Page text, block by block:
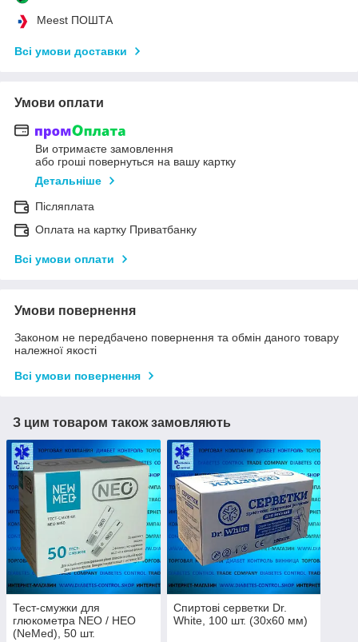
Meest ПОШТА
Всі умови доставки
Умови оплати
Ви отримаєте замовлення
або гроші повернуться на вашу картку
Детальніше
Післяплата
Оплата на картку Приватбанку
Всі умови оплати
Умови повернення
Законом не передбачено повернення та обмін даного товару
належної якості
Всі умови повернення
З цим товаром також замовляють
Тест-смужки для
глюкометра NEO / НЕО
(NeMed), 50 шт.
Спиртові серветки Dr.
White, 100 шт. (30х60 мм)